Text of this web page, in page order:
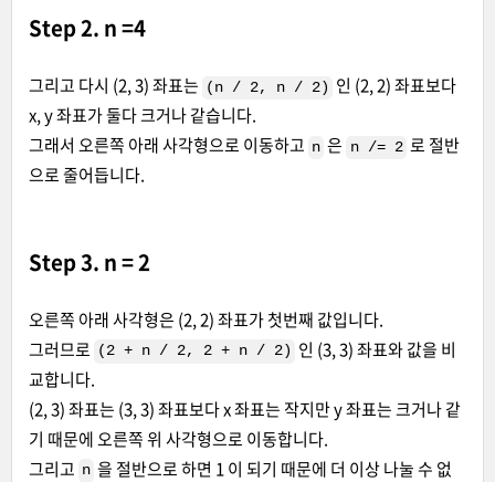
Step 2. n =4
그리고 다시 (2, 3) 좌표는 (n / 2, n / 2) 인 (2, 2) 좌표보다
x, y 좌표가 둘다 크거나 같습니다.
그래서 오른쪽 아래 사각형으로 이동하고 n 은 n /= 2 로 절반
으로 줄어듭니다.
Step 3. n = 2
오른쪽 아래 사각형은 (2, 2) 좌표가 첫번째 값입니다.
그러므로 (2 + n / 2, 2 + n / 2) 인 (3, 3) 좌표와 값을 비
교합니다.
(2, 3) 좌표는 (3, 3) 좌표보다 x 좌표는 작지만 y 좌표는 크거나 같
기 때문에 오른쪽 위 사각형으로 이동합니다.
그리고 n 을 절반으로 하면 1 이 되기 때문에 더 이상 나눌 수 없